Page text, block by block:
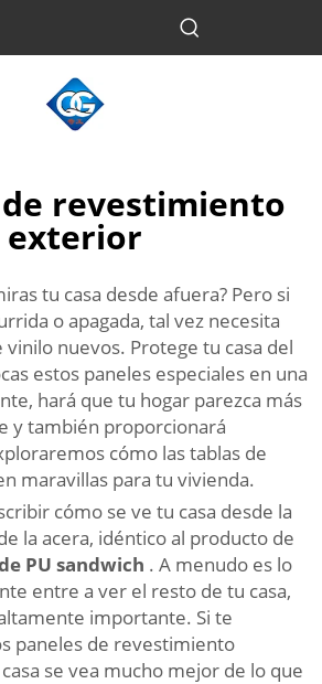
revestimiento
exterior
tu casa desde afuera? Pero si
o apagada, tal vez necesita
vinilo nuevos. Protege tu casa del
estos paneles especiales en una
hará que tu hogar parezca más
y también proporcionará
cómo las tablas de
maravillas para tu vivienda.
cómo se ve tu casa desde la
la acera, idéntico al producto de
PU sandwich . A menudo es lo
entre a ver el resto de tu casa,
importante. Si te
paneles de revestimiento
se vea mucho mejor de lo que